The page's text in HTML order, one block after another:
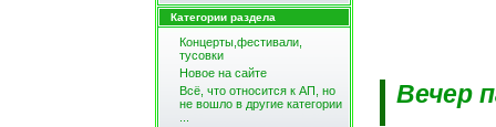
Категории раздела
Концерты,фестивали,
тусовки
Новое на сайте
Всё, что относится к АП, но
не вошло в другие категории
Вечер